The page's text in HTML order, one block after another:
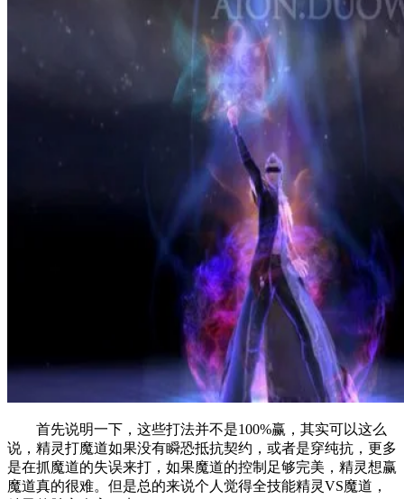
首先说明一下，这些打法并不是100%赢，其实可以这么
说，精灵打魔道如果没有瞬恐抵抗契约，或者是穿纯抗，更多
是在抓魔道的失误来打，如果魔道的控制足够完美，精灵想赢
魔道真的很难。但是总的来说个人觉得全技能精灵VS魔道，